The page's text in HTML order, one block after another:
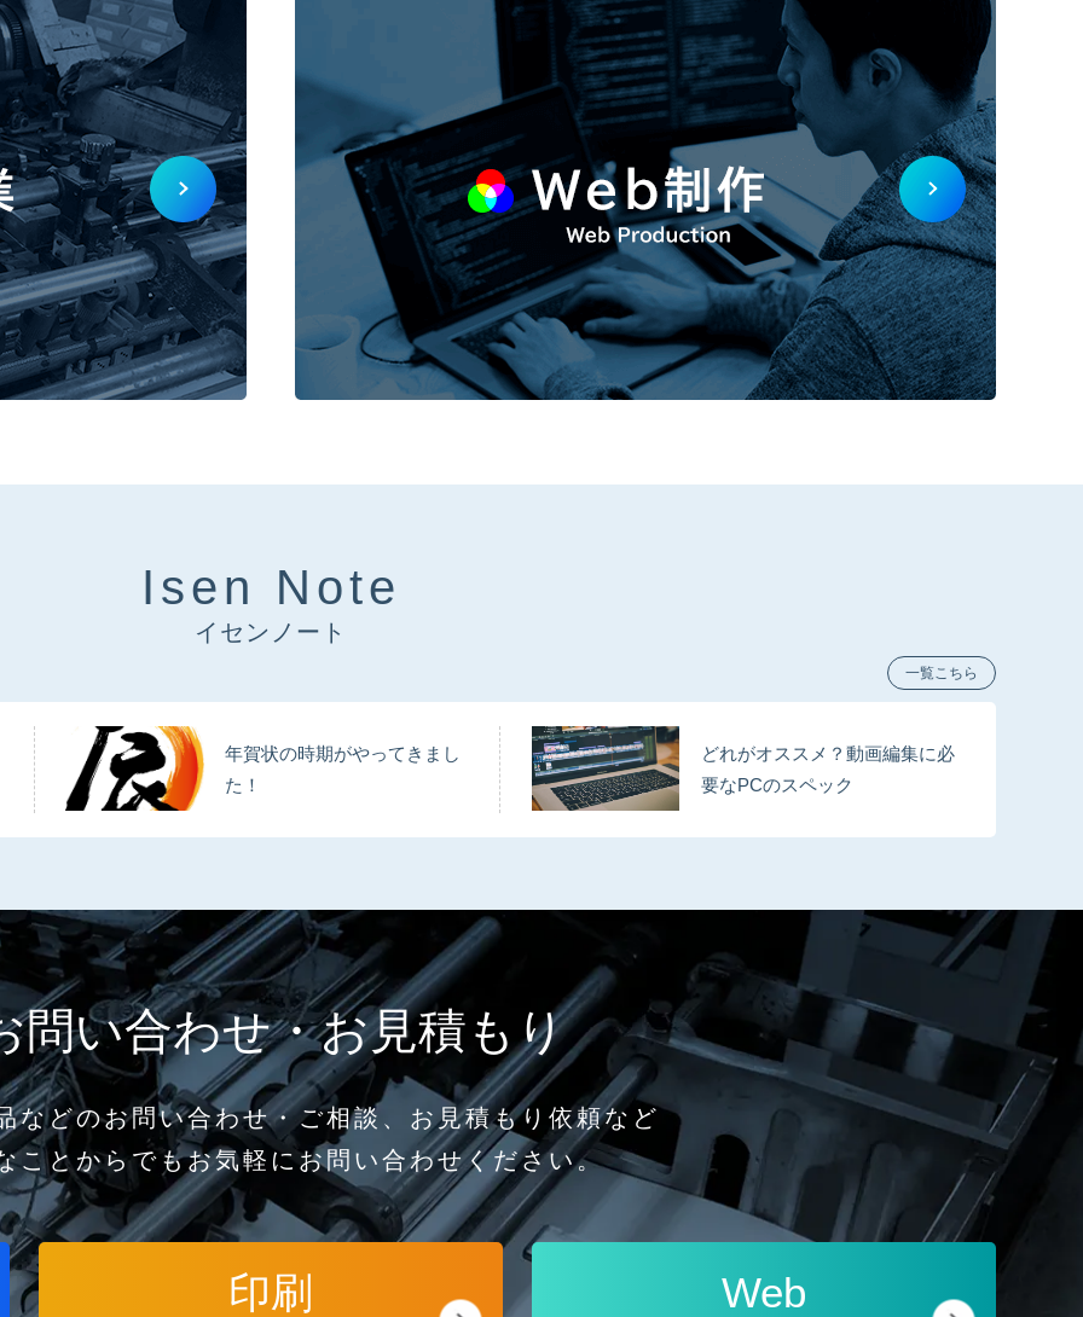
Isen Note
イセンノート
一覧こちら
年賀状の時期がやってきまし
た！
どれがオススメ？動画編集に必
要なPCのスペック
問い合わせ・お見積もり
などのお問い合わせ・ご相談、お見積もり依頼など
ことからでもお気軽にお問い合わせください。
印刷 Web